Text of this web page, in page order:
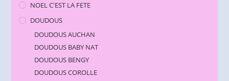
NOEL C'EST LA FETE
DOUDOUS
DOUDOUS AUCHAN
DOUDOUS BABY NAT
DOUDOUS BENGY
DOUDOUS COROLLE